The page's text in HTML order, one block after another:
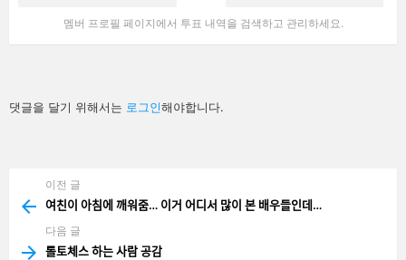
멤버 프로필 페이지에서 투표 내역을 검색하고 관리하세요.
답
글
댓글을 달기 위해서는 로그인해야합니다.
more
이전 글
여친이 아침에 깨워줌… 이거 어디서 많이 본 배우들인데…
다음 글
롤토체스 하는 사람 공감